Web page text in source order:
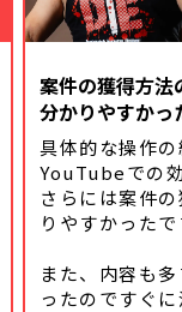
案件の獲得方法
分かりやすかっ
具体的な操作の
YouTubeでの
さらには案件
りやすかったで
また、内容も
ったのですぐに